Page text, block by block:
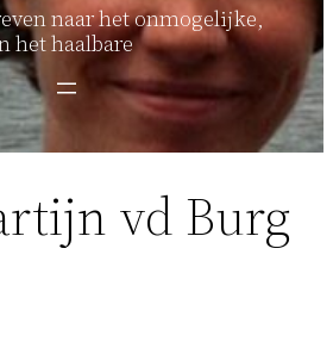
naar het onmogelijke,
het haalbare
vd Burg